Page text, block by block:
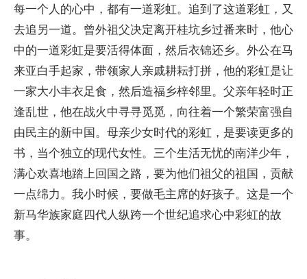
每一个人的心中，都有一道彩虹。追到了这道彩虹，又
去追另一道。曾外祖父决定离开桂坑乡过番来时，他心
中的一道彩虹是要活得体面，然后衣锦还乡。外公在马
来亚白手起家，带领家人亲戚耕耘打拼，他的彩虹是让
一家大小丰衣足食，然后造福乡梓邻里。父亲年轻时正
逢乱世，他在战火中寻寻觅觅，向往着一个繁荣富强自
由民主的新中国。母亲少女时代的彩虹，是要读更多的
书，当个独立的现代女性。三个生活无忧的南洋少年，
满心欢喜地踏上回国之路，要为他们祖父的祖国，贡献
一点绵力。我小时候，要做毛主席的好孩子。这是一个
新马华族家庭四代人纵跨一个世纪追求心中彩虹的故
事。